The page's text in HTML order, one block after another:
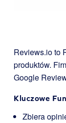
Reviews.io to
produktów.
Google
Kluczowe
Zbiera